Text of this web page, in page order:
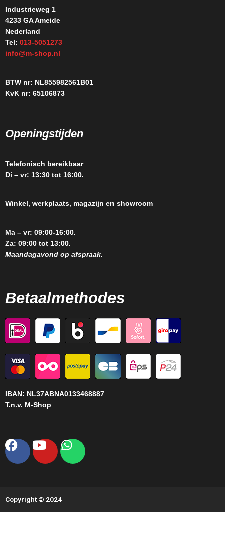
Industrieweg 1
4233 GA Ameide
Nederland
Tel: 013-5051273
info@m-shop.nl
BTW nr: NL855982561B01
KvK nr: 65106873
Openingstijden
Telefonisch bereikbaar
Di – vr: 13:30 tot 16:00.
Winkel, werkplaats, magazijn en showroom
Ma – vr: 09:00-16:00.
Za: 09:00 tot 13:00.
Maandagavond op afspraak.
Betaalmethodes
IBAN: NL37ABNA0133468887
T.n.v. M-Shop
Facebook
YoutubeWhatsapp
Copyright © 2024